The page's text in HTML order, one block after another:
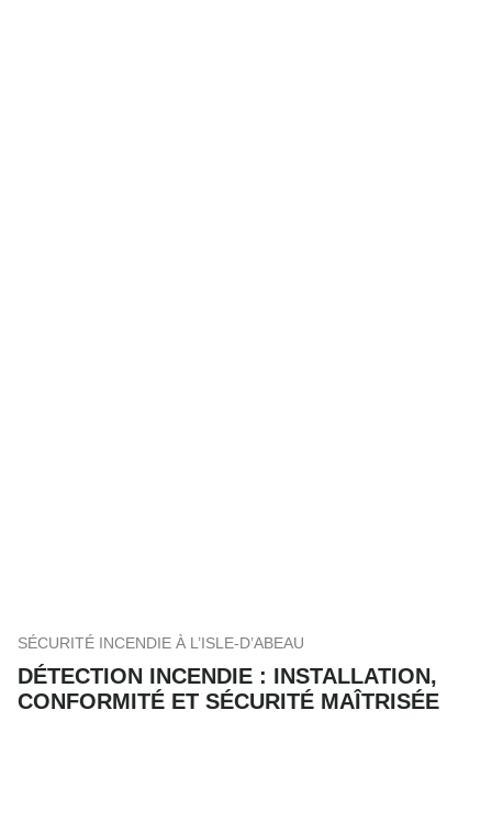
SÉCURITÉ INCENDIE À L’ISLE-D’ABEAU
DÉTECTION INCENDIE : INSTALLATION,
CONFORMITÉ ET SÉCURITÉ MAÎTRISÉE